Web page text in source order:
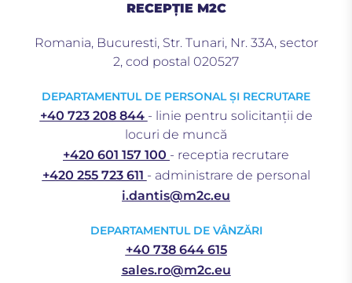
RECEPȚIE M2C
Romania, Bucuresti, Str. Tunari, Nr. 33A, sector
2, cod postal 020527
DEPARTAMENTUL DE PERSONAL ȘI RECRUTARE
+40 723 208 844 - linie pentru solicitanții de
locuri de muncă
+420 601 157 100 - receptia recrutare
+420 255 723 611 - administrare de personal
i.dantis@m2c.eu
DEPARTAMENTUL DE VÂNZĂRI
+40 738 644 615
sales.ro@m2c.eu